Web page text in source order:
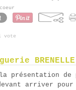
vote
BRENELLE
présentation
arriver